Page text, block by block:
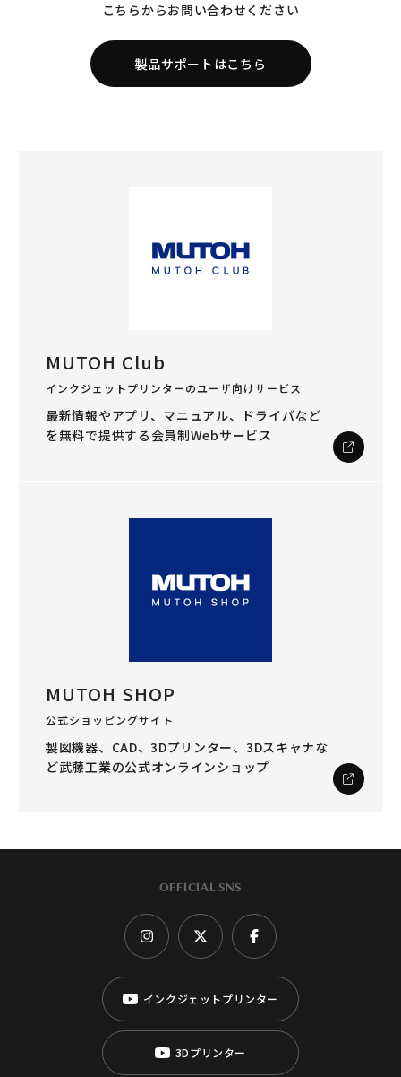
こちらからお問い合わせください
製品サポートはこちら
MUTOH Club
インクジェットプリンターのユーザ向けサービス
最新情報やアプリ、マニュアル、ドライバなど
を無料で提供する会員制Webサービス
MUTOH SHOP
公式ショッピングサイト
製図機器、CAD、3Dプリンター、3Dスキャナな
ど武藤工業の公式オンラインショップ
OFFICIAL SNS
インクジェットプリンター
3Dプリンター